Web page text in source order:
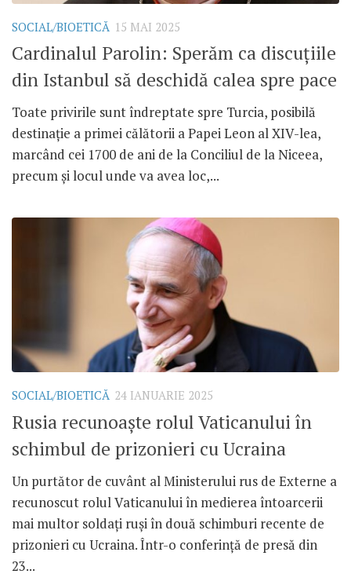
SOCIAL/BIOETICĂ 15 MAI 2025
Cardinalul Parolin: Sperăm ca discuțiile
din Istanbul să deschidă calea spre pace
Toate privirile sunt îndreptate spre Turcia, posibilă
destinație a primei călătorii a Papei Leon al XIV-lea,
marcând cei 1700 de ani de la Conciliul de la Niceea,
precum și locul unde va avea loc,...
SOCIAL/BIOETICĂ 24 IANUARIE 2025
Rusia recunoaște rolul Vaticanului în
schimbul de prizonieri cu Ucraina
Un purtător de cuvânt al Ministerului rus de Externe a
recunoscut rolul Vaticanului în medierea întoarcerii
mai multor soldați ruși în două schimburi recente de
prizonieri cu Ucraina. Într-o conferință de presă din
23...